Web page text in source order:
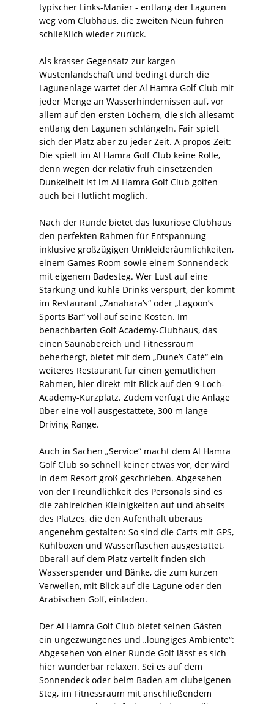
typischer Links-Manier - entlang der Lagunen
weg vom Clubhaus, die zweiten Neun führen
schließlich wieder zurück.
Als krasser Gegensatz zur kargen
Wüstenlandschaft und bedingt durch die
Lagunenlage wartet der Al Hamra Golf Club mit
jeder Menge an Wasserhindernissen auf, vor
allem auf den ersten Löchern, die sich allesamt
entlang den Lagunen schlängeln. Fair spielt
sich der Platz aber zu jeder Zeit. A propos Zeit:
Die spielt im Al Hamra Golf Club keine Rolle,
denn wegen der relativ früh einsetzenden
Dunkelheit ist im Al Hamra Golf Club golfen
auch bei Flutlicht möglich.
Nach der Runde bietet das luxuriöse Clubhaus
den perfekten Rahmen für Entspannung
inklusive großzügigen Umkleideräumlichkeiten,
einem Games Room sowie einem Sonnendeck
mit eigenem Badesteg. Wer Lust auf eine
Stärkung und kühle Drinks verspürt, der kommt
im Restaurant „Zanahara’s“ oder „Lagoon’s
Sports Bar“ voll auf seine Kosten. Im
benachbarten Golf Academy-Clubhaus, das
einen Saunabereich und Fitnessraum
beherbergt, bietet mit dem „Dune’s Café“ ein
weiteres Restaurant für einen gemütlichen
Rahmen, hier direkt mit Blick auf den 9-Loch-
Academy-Kurzplatz. Zudem verfügt die Anlage
über eine voll ausgestattete, 300 m lange
Driving Range.
Auch in Sachen „Service“ macht dem Al Hamra
Golf Club so schnell keiner etwas vor, der wird
in dem Resort groß geschrieben. Abgesehen
von der Freundlichkeit des Personals sind es
die zahlreichen Kleinigkeiten auf und abseits
des Platzes, die den Aufenthalt überaus
angenehm gestalten: So sind die Carts mit GPS,
Kühlboxen und Wasserflaschen ausgestattet,
überall auf dem Platz verteilt finden sich
Wasserspender und Bänke, die zum kurzen
Verweilen, mit Blick auf die Lagune oder den
Arabischen Golf, einladen.
Der Al Hamra Golf Club bietet seinen Gästen
ein ungezwungenes und „loungiges Ambiente“:
Abgesehen von einer Runde Golf lässt es sich
hier wunderbar relaxen. Sei es auf dem
Sonnendeck oder beim Baden am clubeigenen
Steg, im Fitnessraum mit anschließendem